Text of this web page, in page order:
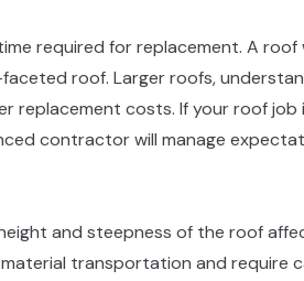
required for replacement. A roof
roof. Larger roofs,
replacement costs. If your roof job
contractor will manage
and steepness of the roof
transportation and require